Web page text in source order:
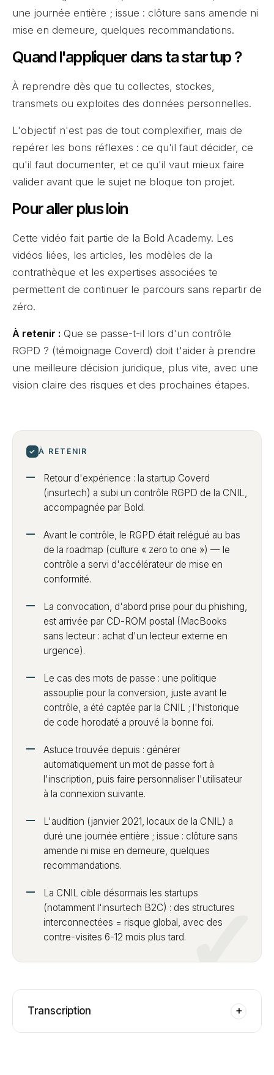
une journée entière ; issue : clôture sans amende ni
mise en demeure, quelques recommandations.
Quand l'appliquer dans ta startup ?
À reprendre dès que tu collectes, stockes,
transmets ou exploites des données personnelles.
L'objectif n'est pas de tout complexifier, mais de
repérer les bons réflexes : ce qu'il faut décider, ce
qu'il faut documenter, et ce qu'il vaut mieux faire
valider avant que le sujet ne bloque ton projet.
Pour aller plus loin
Cette vidéo fait partie de la Bold Academy. Les
vidéos liées, les articles, les modèles de la
contrathèque et les expertises associées te
permettent de continuer le parcours sans repartir de
zéro.
À retenir : Que se passe-t-il lors d'un contrôle
RGPD ? (témoignage Coverd) doit t'aider à prendre
une meilleure décision juridique, plus vite, avec une
vision claire des risques et des prochaines étapes.
✓ À RETENIR
Retour d'expérience : la startup Coverd
(insurtech) a subi un contrôle RGPD de la CNIL,
accompagnée par Bold.
Avant le contrôle, le RGPD était relégué au bas
de la roadmap (culture « zero to one ») — le
contrôle a servi d'accélérateur de mise en
conformité.
La convocation, d'abord prise pour du phishing,
est arrivée par CD-ROM postal (MacBooks
sans lecteur : achat d'un lecteur externe en
urgence).
Le cas des mots de passe : une politique
assouplie pour la conversion, juste avant le
contrôle, a été captée par la CNIL ; l'historique
de code horodaté a prouvé la bonne foi.
Astuce trouvée depuis : générer
automatiquement un mot de passe fort à
l'inscription, puis faire personnaliser l'utilisateur
à la connexion suivante.
L'audition (janvier 2021, locaux de la CNIL) a
duré une journée entière ; issue : clôture sans
amende ni mise en demeure, quelques
recommandations.
La CNIL cible désormais les startups
(notamment l'insurtech B2C) : des structures
interconnectées = risque global, avec des
contre-visites 6-12 mois plus tard.
Transcription +